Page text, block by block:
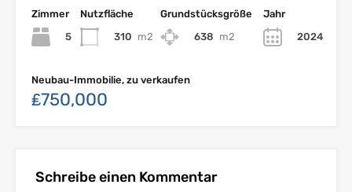
Zimmer
5
Nutzfläche
310 m2
Grundstücksgröße
638 m2
Jahr
2024
Neubau-Immobilie, zu verkaufen
₤750,000
Schreibe einen Kommentar